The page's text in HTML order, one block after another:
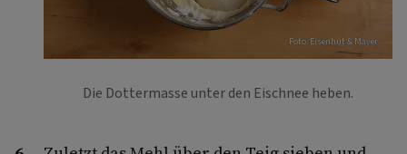
Foto: Eisenhut & Mayer
Die Dottermasse unter den Eischnee heben.